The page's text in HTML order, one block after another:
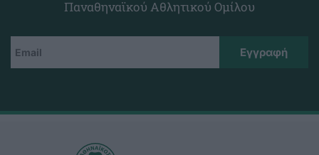
Παναθηναϊκού Αθλητικού Ομίλου